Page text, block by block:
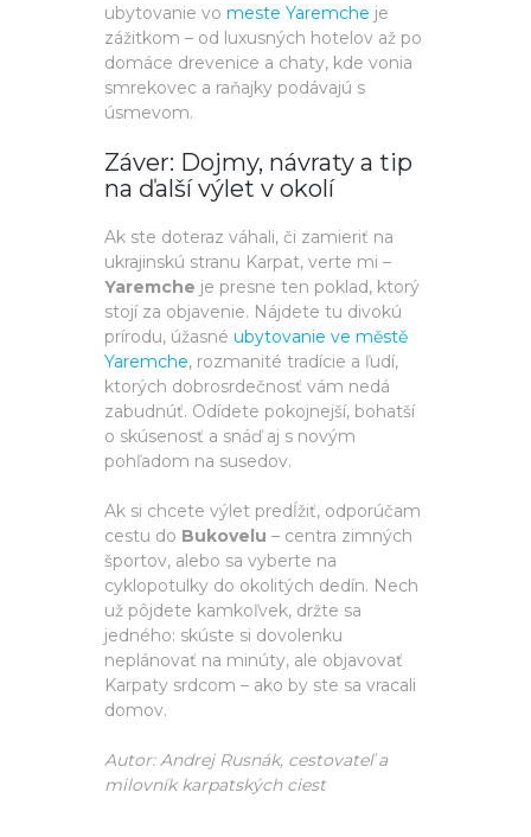
ubytovanie vo meste Yaremche je
zážitkom – od luxusných hotelov až po
domáce drevenice a chaty, kde vonia
smrekovec a raňajky podávajú s
úsmevom.
Záver: Dojmy, návraty a tip
na ďalší výlet v okolí
Ak ste doteraz váhali, či zamieriť na
ukrajinskú stranu Karpat, verte mi –
Yaremche je presne ten poklad, ktorý
stojí za objavenie. Nájdete tu divokú
prírodu, úžasné ubytovanie ve městě
Yaremche, rozmanité tradície a ľudí,
ktorých dobrosrdečnosť vám nedá
zabudnúť. Odídete pokojnejší, bohatší
o skúsenosť a snáď aj s novým
pohľadom na susedov.
Ak si chcete výlet predĺžiť, odporúčam
cestu do Bukovelu – centra zimných
športov, alebo sa vyberte na
cyklopotulky do okolitých dedín. Nech
už pôjdete kamkoľvek, držte sa
jedného: skúste si dovolenku
neplánovať na minúty, ale objavovať
Karpaty srdcom – ako by ste sa vracali
domov.
Autor: Andrej Rusnák, cestovateľ a
milovník karpatských ciest